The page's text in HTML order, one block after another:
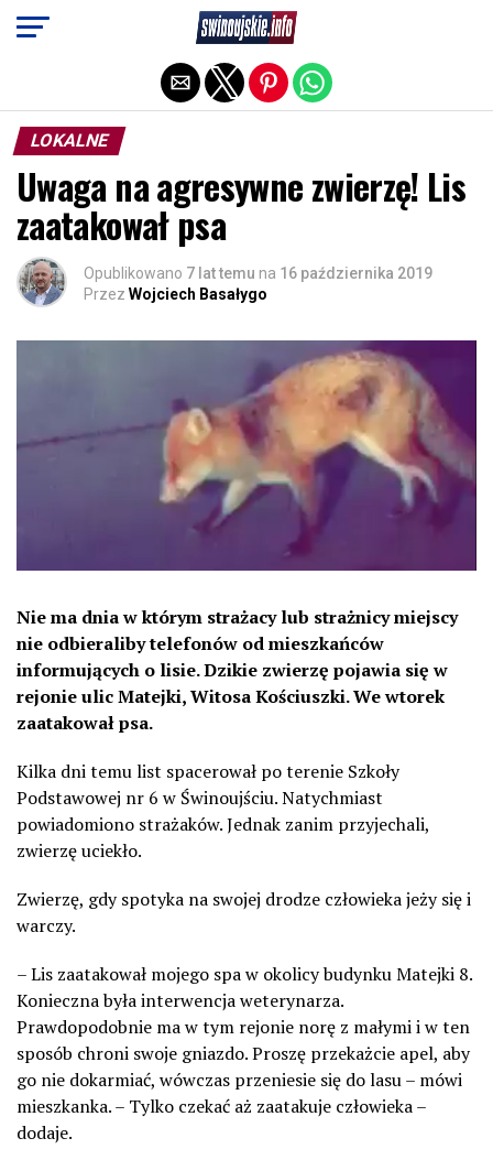
LOKALNE
Uwaga na agresywne zwierzę! Lis
zaatakował psa
Opublikowano 7 lat temu na 16 października 2019
Przez Wojciech Basałygo
Nie ma dnia w którym strażacy lub strażnicy miejscy
nie odbieraliby telefonów od mieszkańców
informujących o lisie. Dzikie zwierzę pojawia się w
rejonie ulic Matejki, Witosa Kościuszki. We wtorek
zaatakował psa.
Kilka dni temu list spacerował po terenie Szkoły
Podstawowej nr 6 w Świnoujściu. Natychmiast
powiadomiono strażaków. Jednak zanim przyjechali,
zwierzę uciekło.
Zwierzę, gdy spotyka na swojej drodze człowieka jeży się i
warczy.
– Lis zaatakował mojego spa w okolicy budynku Matejki 8.
Konieczna była interwencja weterynarza.
Prawdopodobnie ma w tym rejonie norę z małymi i w ten
sposób chroni swoje gniazdo. Proszę przekażcie apel, aby
go nie dokarmiać, wówczas przeniesie się do lasu – mówi
mieszkanka. – Tylko czekać aż zaatakuje człowieka –
dodaje.
Exit mobile version